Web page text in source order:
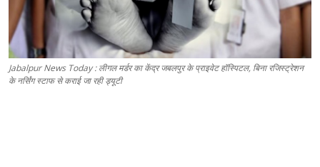
Jabalpur News Today : लीगल मर्डर का केंद्र जबलपुर के प्राइवेट हॉस्पिटल, बिना रजिस्ट्रेशन
के नर्सिंग स्टाफ से कराई जा रही ड्यूटी